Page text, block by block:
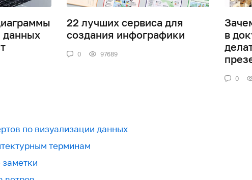
данных
22 лучших сервиса для
создания инфографики
0 97689
в
0
по визуализации данных
терминам